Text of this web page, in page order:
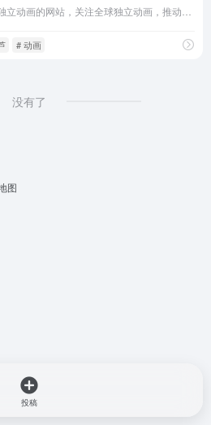
# 动画
没有了
图
投稿